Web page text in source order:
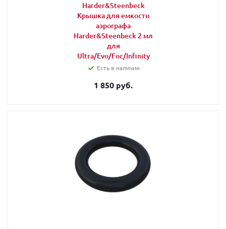
Harder&Steenbeck
Крышка для емкости
аэрографа
Harder&Steenbeck 2 мл
для
Ultra/Evo/Foc/Infinity
Есть в наличии
1 850 руб.